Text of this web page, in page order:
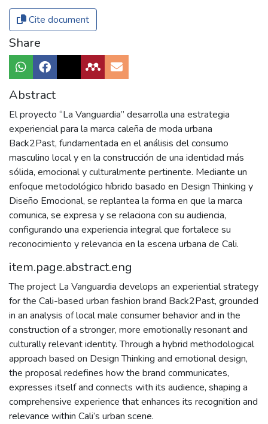
Cite document
Share
Abstract
El proyecto “La Vanguardia” desarrolla una estrategia
experiencial para la marca caleña de moda urbana
Back2Past, fundamentada en el análisis del consumo
masculino local y en la construcción de una identidad más
sólida, emocional y culturalmente pertinente. Mediante un
enfoque metodológico híbrido basado en Design Thinking y
Diseño Emocional, se replantea la forma en que la marca
comunica, se expresa y se relaciona con su audiencia,
configurando una experiencia integral que fortalece su
reconocimiento y relevancia en la escena urbana de Cali.
item.page.abstract.eng
The project La Vanguardia develops an experiential strategy
for the Cali-based urban fashion brand Back2Past, grounded
in an analysis of local male consumer behavior and in the
construction of a stronger, more emotionally resonant and
culturally relevant identity. Through a hybrid methodological
approach based on Design Thinking and emotional design,
the proposal redefines how the brand communicates,
expresses itself and connects with its audience, shaping a
comprehensive experience that enhances its recognition and
relevance within Cali’s urban scene.